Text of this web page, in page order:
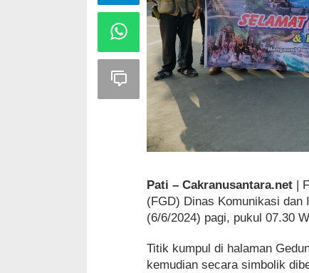
Pati – Cakranusantara.net |
(FGD) Dinas Komunikasi
(6/6/2024) pagi, pukul 07.30
Titik kumpul di halaman
kemudian secara simbolik